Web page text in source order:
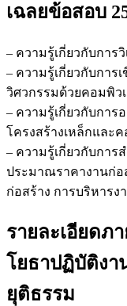
งาน
ปลัด
กระทรวง
ยุติธรรม
ชิ้น
เฉลยข้อสอบ
– ความรู้เกี่ยวกับการ
– ความรู้เกี่ยวกับการ
วิศวกรรมด้วยคอมพิว
– ความรู้เกี่ยวกับกา
โครงสร้างเหล็กและ
– ความรู้เกี่ยวกับการ
ประมาณราคางานก่อ
ก่อสร้าง การบริหารง
รายละเอียดภ
โยธาปฏิบัติงา
ยุติธรรม